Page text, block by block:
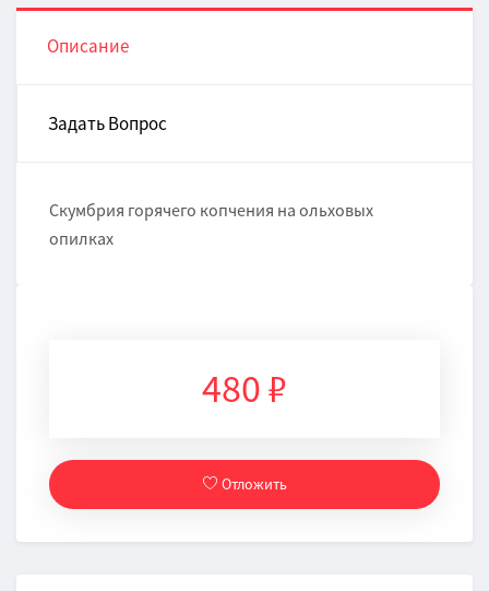
Описание
Задать Вопрос
Скумбрия горячего копчения на ольховых
опилках
480 ₽
Отложить